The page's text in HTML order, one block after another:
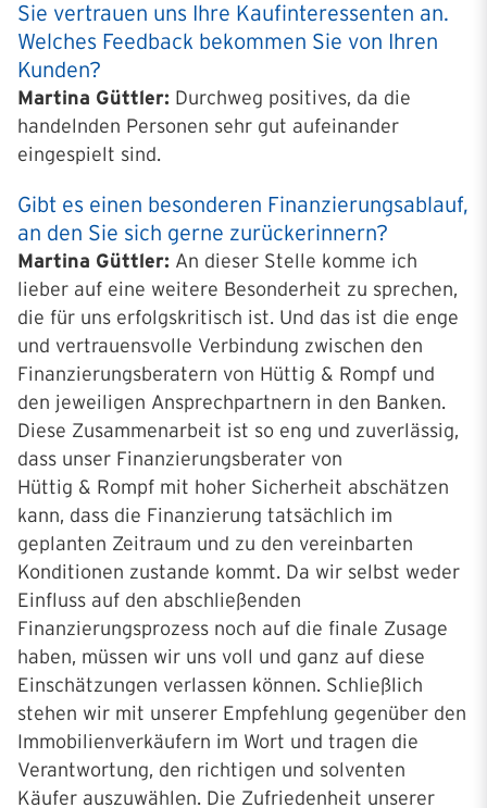
Sie vertrauen uns Ihre Kaufinteressenten an.
Welches Feedback bekommen Sie von Ihren
Kunden?
Martina Güttler: Durchweg positives, da die
handelnden Personen sehr gut aufeinander
eingespielt sind.
Gibt es einen besonderen Finanzierungsablauf,
an den Sie sich gerne zurückerinnern?
Martina Güttler: An dieser Stelle komme ich
lieber auf eine weitere Besonderheit zu sprechen,
die für uns erfolgskritisch ist. Und das ist die enge
und vertrauensvolle Verbindung zwischen den
Finanzierungsberatern von Hüttig & Rompf und
den jeweiligen Ansprechpartnern in den Banken.
Diese Zusammenarbeit ist so eng und zuverlässig,
dass unser Finanzierungsberater von
Hüttig & Rompf mit hoher Sicherheit abschätzen
kann, dass die Finanzierung tatsächlich im
geplanten Zeitraum und zu den vereinbarten
Konditionen zustande kommt. Da wir selbst weder
Einfluss auf den abschließenden
Finanzierungsprozess noch auf die finale Zusage
haben, müssen wir uns voll und ganz auf diese
Einschätzungen verlassen können. Schließlich
stehen wir mit unserer Empfehlung gegenüber den
Immobilienverkäufern im Wort und tragen die
Verantwortung, den richtigen und solventen
Käufer auszuwählen. Die Zufriedenheit unserer